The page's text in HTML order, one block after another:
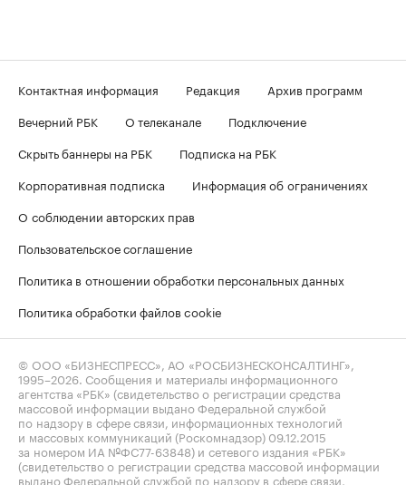
Контактная информация Редакция
Архив программ
Вечерний РБК
О телеканале
Подключение
Скрыть баннеры на РБК
Подписка на РБК
Корпоративная подписка
Информация об ограничениях
О соблюдении авторских прав
Пользовательское соглашение
Политика в отношении обработки персональных данных
Политика обработки файлов cookie
© ООО «БИЗНЕСПРЕСС», АО «РОСБИЗНЕСКОНСАЛТИНГ»,
1995–2026 . Сообщения и материалы информационного
агентства «РБК» (свидетельство о регистрации средства
массовой информации выдано Федеральной службой
по надзору в сфере связи, информационных технологий
и массовых коммуникаций (Роскомнадзор) 09.12.2015
за номером ИА №ФС77-63848) и сетевого издания «РБК»
(свидетельство о регистрации средства массовой информации
выдано Федеральной службой по надзору в сфере связи,